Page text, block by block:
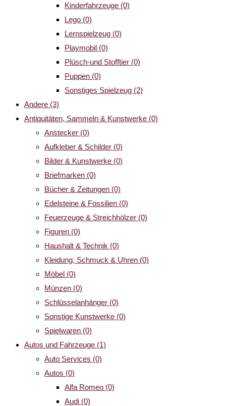
Kinderfahrzeuge (0)
Lego (0)
Lernspielzeug (0)
Playmobil (0)
Plüsch-und Stofftier (0)
Puppen (0)
Sonstiges Spielzeug (2)
Andere (3)
Antiquitäten, Sammeln & Kunstwerke (0)
Anstecker (0)
Aufkleber & Schilder (0)
Bilder & Kunstwerke (0)
Briefmarken (0)
Bücher & Zeitungen (0)
Edelsteine & Fossilien (0)
Feuerzeuge & Streichhölzer (0)
Figuren (0)
Haushalt & Technik (0)
Kleidung, Schmuck & Uhren (0)
Möbel (0)
Münzen (0)
Schlüsselanhänger (0)
Sonstige Kunstwerke (0)
Spielwaren (0)
Autos und Fahrzeuge (1)
Auto Services (0)
Autos (0)
Alfa Romeo (0)
Audi (0)